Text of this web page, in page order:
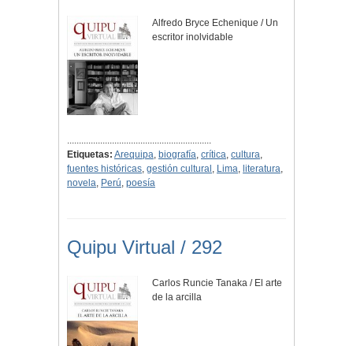
Alfredo Bryce Echenique / Un
escritor inolvidable
.............................................................
Etiquetas: Arequipa, biografía, crítica, cultura,
fuentes históricas, gestión cultural , Lima, literatura,
novela, Perú, poesía
Quipu Virtual / 292
Carlos Runcie Tanaka / El arte
de la arcilla